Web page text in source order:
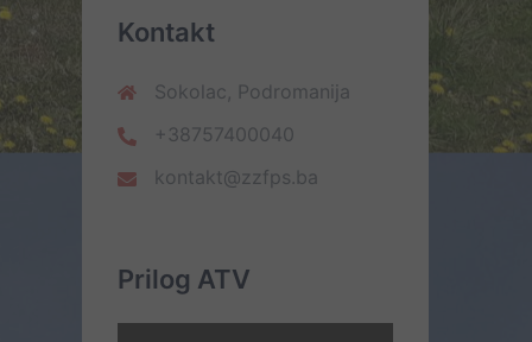
Kontakt
Sokolac, Podromanija
+38757400040
kontakt@zzfps.ba
Prilog ATV